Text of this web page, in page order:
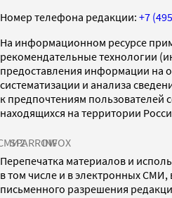
Номер телефона редакции: +7
На информационном ресурсе
рекомендательные технологии
предоставления информации на
систематизации и анализа
к предпочтениям пользователей
находящихся на территории
SPARROWINFOX
Перепечатка материалов и
в том числе и в электронных
письменного разрешения